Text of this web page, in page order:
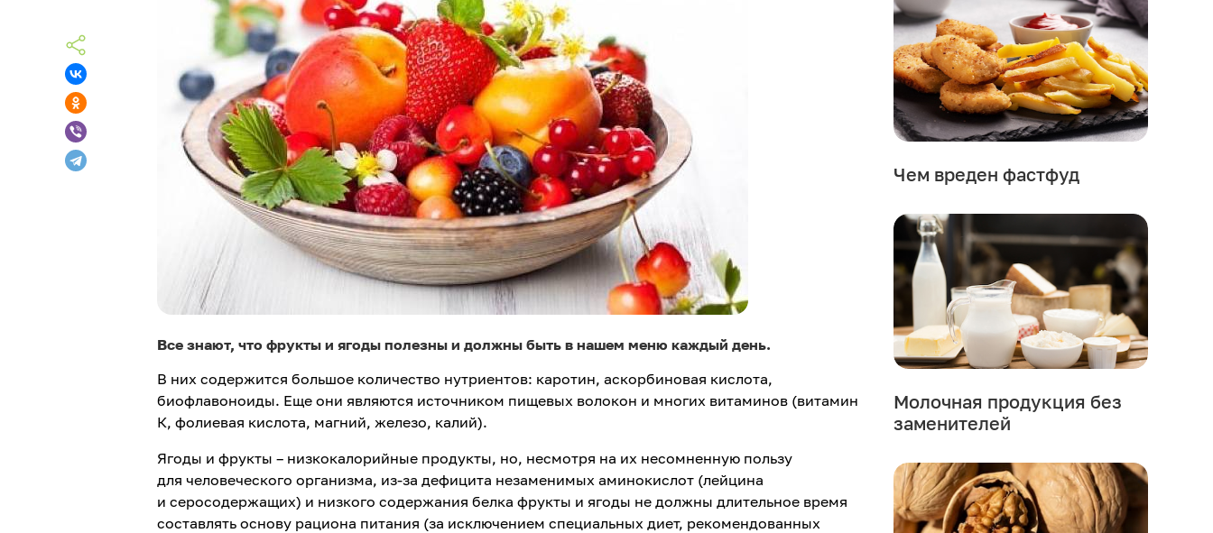
Все знают, что фрукты и ягоды полезны и должны быть в нашем меню каждый день.
В них содержится большое количество нутриентов: каротин, аскорбиновая кислота,
биофлавоноиды. Еще они являются источником пищевых волокон и многих витаминов (витамин
К, фолиевая кислота, магний, железо, калий).
Ягоды и фрукты – низкокалорийные продукты, но, несмотря на их несомненную пользу
для человеческого организма, из-за дефицита незаменимых аминокислот (лейцина
и серосодержащих) и низкого содержания белка фрукты и ягоды не должны длительное время
составлять основу рациона питания (за исключением специальных диет, рекомендованных
Чем вреден фастфуд
Молочная продукция без
заменителей